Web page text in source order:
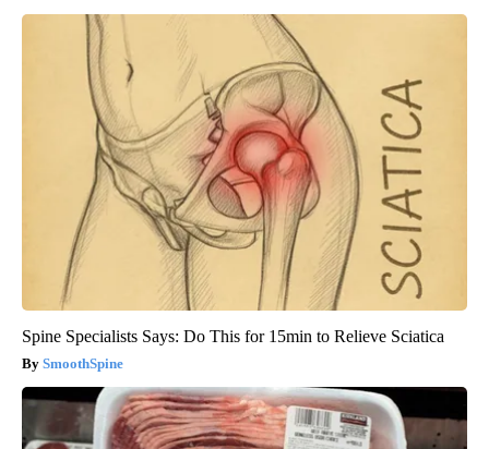
Spine Specialists Says: Do This for 15min to Relieve Sciatica
SmoothSpine